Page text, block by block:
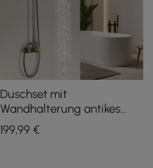
Duschset mit
Wandhalterung antikes
Messing mit 20 cm
Regenduschkopf und
199,99€